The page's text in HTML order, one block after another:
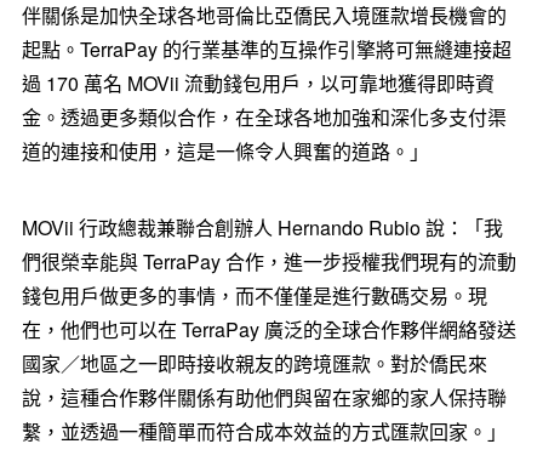
伴關係是加快全球各地哥倫比亞僑民入境匯款增長機會的
起點。TerraPay 的行業基準的互操作引擎將可無縫連接超
過 170 萬名 MOVii 流動錢包用戶，以可靠地獲得即時資
金。透過更多類似合作，在全球各地加強和深化多支付渠
道的連接和使用，這是一條令人興奮的道路。」
MOVii 行政總裁兼聯合創辦人 Hernando Rubio 說：「我
們很榮幸能與 TerraPay 合作，進一步授權我們現有的流動
錢包用戶做更多的事情，而不僅僅是進行數碼交易。現
在，他們也可以在 TerraPay 廣泛的全球合作夥伴網絡發送
國家／地區之一即時接收親友的跨境匯款。對於僑民來
說，這種合作夥伴關係有助他們與留在家鄉的家人保持聯
繫，並透過一種簡單而符合成本效益的方式匯款回家。」